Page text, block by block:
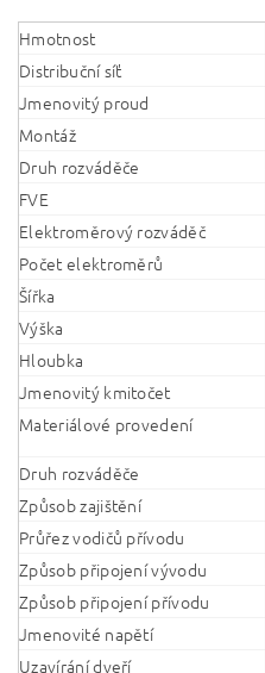
Hmotnost
Distribuční síť
Jmenovitý proud
Montáž
Druh rozváděče
FVE
Elektroměrový rozváděč
Počet elektroměrů
Šířka
Výška
Hloubka
Jmenovitý kmitočet
Materiálové provedení
Druh rozváděče
Způsob zajištění
Průřez vodičů přívodu
Způsob připojení vývodu
Způsob připojení přívodu
Jmenovité napětí
Uzavírání dveří